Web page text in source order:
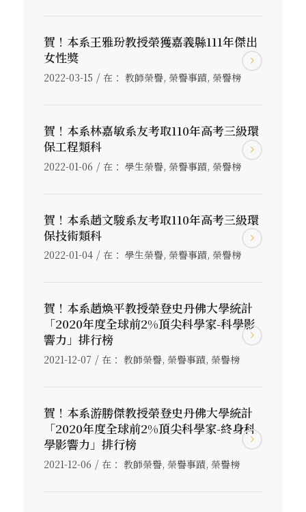
賀！本系王雅玢教授榮獲嘉義縣111年傑出
女性獎
2022-03-15 / 在： 教師榮譽, 榮譽事蹟, 榮譽榜
賀！本系林嘉敏系友考取110年高考三級環
保工程類科
2022-01-06 / 在： 學生榮譽, 榮譽事蹟, 榮譽榜
賀！本系趙文駿系友考取110年高考三級環
保技術類科
2022-01-04 / 在： 學生榮譽, 榮譽事蹟, 榮譽榜
賀！本系趙煥平教授榮登史丹佛大學統計
「2020年度全球前2%頂尖科學家-科學影
響力」排行榜
2021-12-07 / 在： 教師榮譽, 榮譽事蹟, 榮譽榜
賀！本系游勝傑教授榮登史丹佛大學統計
「2020年度全球前2%頂尖科學家-終身科
學影響力」排行榜
2021-12-06 / 在： 教師榮譽, 榮譽事蹟, 榮譽榜